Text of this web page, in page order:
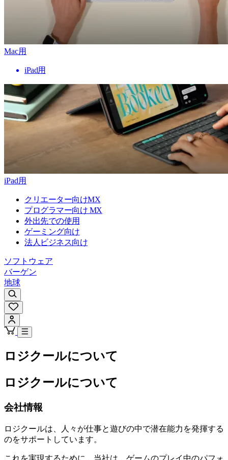
Mac用
iPad用
iPad用
クリエーター向けMX
プログラマー向け MX
外出先での使用
ゲーミング向け
法人ビジネス向け
ソフトウェア
バーゲン
地球
ロジクールについて
ロジクールについて
会社情報
ロジクールは、人々が仕事と遊びの中で潜在能力を発揮する
のをサポートしています。
これを実現するために、当社は、ゲームのプレイ中のパフォ